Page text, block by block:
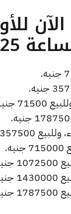
ما هو سعر الذهب